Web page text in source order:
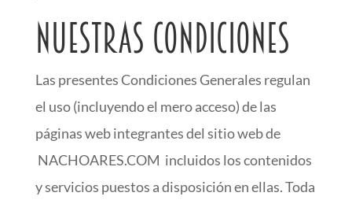
Nuestras condiciones
Las presentes Condiciones Generales regulan
el uso (incluyendo el mero acceso) de las
páginas web integrantes del sitio web de
NACHOARES.COM incluidos los contenidos
y servicios puestos a disposición en ellas. Toda